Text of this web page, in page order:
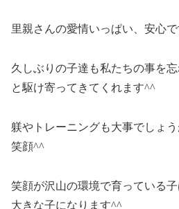
里親さんの愛情いっぱい、安心
久しぶりの子達も私たちの事を
と駆け寄ってきてくれます^^
躾やトレーニングも大事でしょ
笑顔^^
笑顔が沢山の環境で育っている
大きな子になります^^